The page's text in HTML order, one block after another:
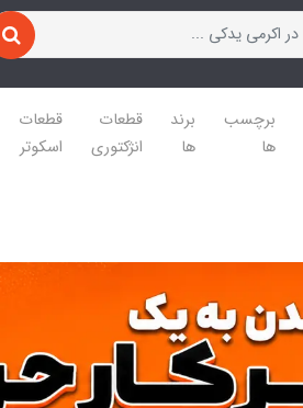
برچسب
ها
برند
ها
قطعات
انژکتوری
قطعات
اسکوتر